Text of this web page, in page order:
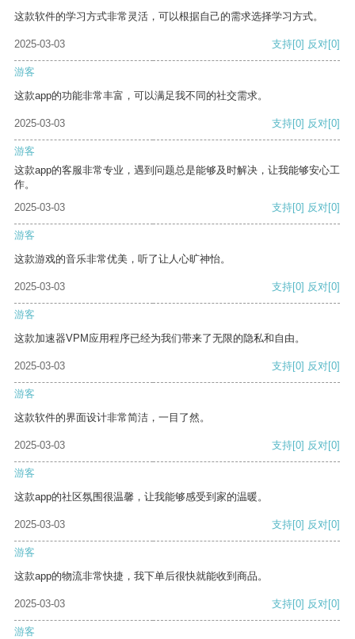
这款软件的学习方式非常灵活，可以根据自己的需求选择学习方式。
2025-03-03 支持[0] 反对[0]
游客
这款app的功能非常丰富，可以满足我不同的社交需求。
2025-03-03 支持[0] 反对[0]
游客
这款app的客服非常专业，遇到问题总是能够及时解决，让我能够安心工
作。
2025-03-03
支持[0] 反对[0]
游客
这款游戏的音乐非常优美，听了让人心旷神怡。
2025-03-03 支持[0] 反对[0]
游客
这款加速器VPM应用程序已经为我们带来了无限的隐私和自由。
2025-03-03 支持[0] 反对[0]
游客
这款软件的界面设计非常简洁，一目了然。
2025-03-03 支持[0] 反对[0]
游客
这款app的社区氛围很温馨，让我能够感受到家的温暖。
2025-03-03 支持[0] 反对[0]
游客
这款app的物流非常快捷，我下单后很快就能收到商品。
2025-03-03 支持[0] 反对[0]
游客